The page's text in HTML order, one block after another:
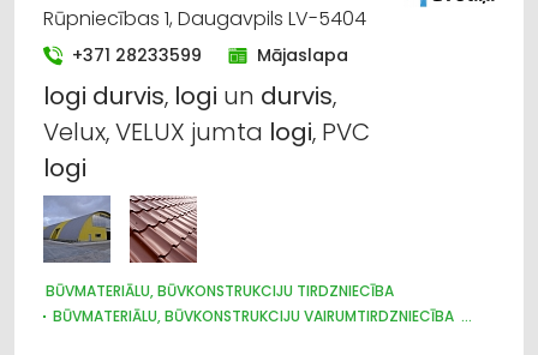
Rūpniecības 1, Daugavpils LV-5404
+371 28233599 Mājaslapa
logi durvis, logi un durvis,
Velux, VELUX jumta logi, PVC
logi
BŪVMATERIĀLU, BŪVKONSTRUKCIJU TIRDZNIECĪBA
BŪVMATERIĀLU, BŪVKONSTRUKCIJU VAIRUMTIRDZNIECĪBA